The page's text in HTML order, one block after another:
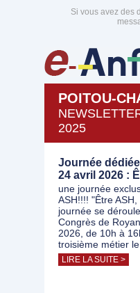
Si vous avez des
POITOU-
2025
Journée
24 avril 2026 :
une journée
ASH!!!! "Être
journée se
Congrès de
2026, de 10h à
troisième métier
LIRE LA SUITE >